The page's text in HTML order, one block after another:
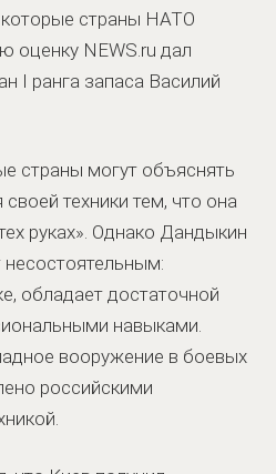
страны НАТО
оценку NEWS.ru дал
I ранга запаса Василий
страны могут объяснять
техники тем, что она
руках». Однако Дандыкин
несостоятельным:
обладает достаточной
навыками.
вооружение в боевых
российскими